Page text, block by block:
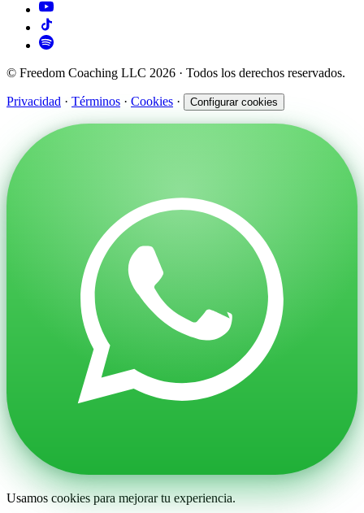
© Freedom Coaching LLC 2026 · Todos los derechos reservados.
Privacidad · Términos · Cookies · Configurar cookies
Usamos cookies para mejorar tu experiencia.